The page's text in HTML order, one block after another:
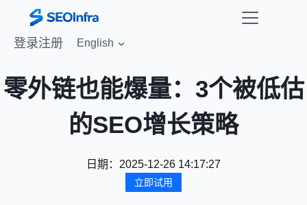
登录注册 English
零外链也能爆量：3个被低估
的SEO增长策略
日期： 2025-12-26 14:17:27
立即试用